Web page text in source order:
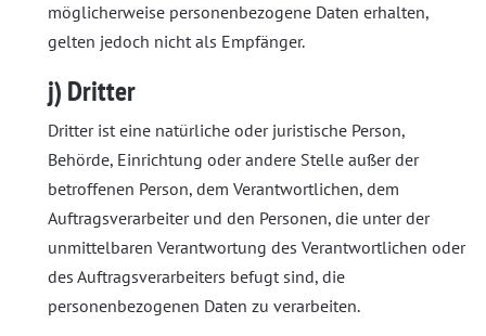
möglicherweise personenbezogene Daten erhalten,
gelten jedoch nicht als Empfänger.
j) Dritter
Dritter ist eine natürliche oder juristische Person,
Behörde, Einrichtung oder andere Stelle außer der
betroffenen Person, dem Verantwortlichen, dem
Auftragsverarbeiter und den Personen, die unter der
unmittelbaren Verantwortung des Verantwortlichen oder
des Auftragsverarbeiters befugt sind, die
personenbezogenen Daten zu verarbeiten.